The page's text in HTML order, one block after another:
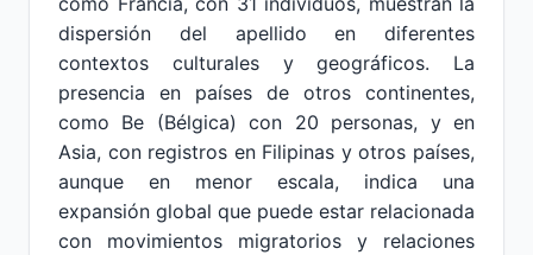
dispersión del apellido en diferentes
contextos culturales y geográficos. La
presencia en países de otros continentes,
como Be (Bélgica) con 20 personas, y en
Asia, con registros en Filipinas y otros países,
aunque en menor escala, indica una
expansión global que puede estar relacionada
con movimientos migratorios y relaciones